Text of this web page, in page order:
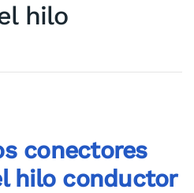
hilo
conectores
hilo conductor